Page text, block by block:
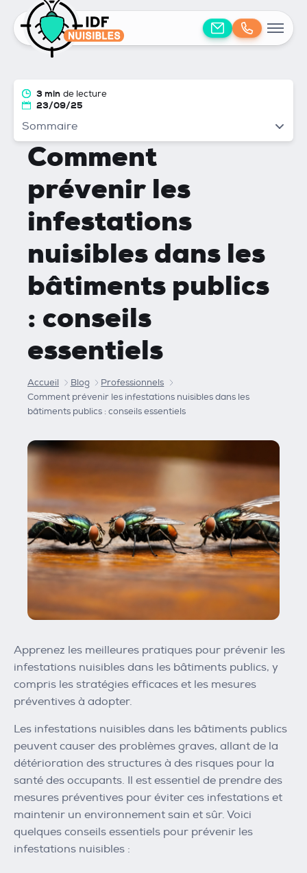
3 min de lecture
23/09/25
Sommaire
Comment
prévenir les
infestations
nuisibles dans les
bâtiments publics
: conseils
essentiels
Accueil Blog
Professionnels
Comment prévenir les infestations nuisibles dans les
bâtiments publics : conseils essentiels
Apprenez les meilleures pratiques pour prévenir les
infestations nuisibles dans les bâtiments publics, y
compris les stratégies efficaces et les mesures
préventives à adopter.
Les infestations nuisibles dans les bâtiments publics
peuvent causer des problèmes graves, allant de la
détérioration des structures à des risques pour la
santé des occupants. Il est essentiel de prendre des
mesures préventives pour éviter ces infestations et
maintenir un environnement sain et sûr. Voici
quelques conseils essentiels pour prévenir les
infestations nuisibles :